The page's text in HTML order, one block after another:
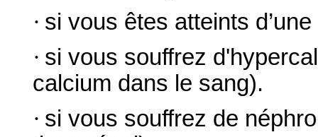
· si vous êtes atteints
· si vous souffrez
calcium dans le sang).
· si vous souffrez de